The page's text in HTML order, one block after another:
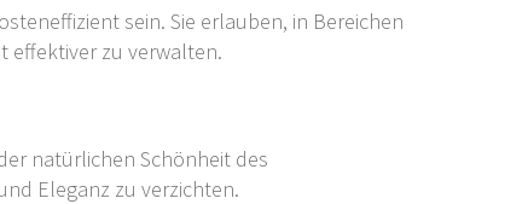
sein. Sie erlauben, in Bereichen
effektiver zu verwalten.
natürlichen Schönheit des
Eleganz zu verzichten.